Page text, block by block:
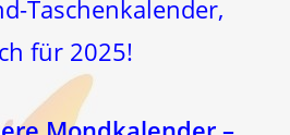
Taschenkalender,
für 2025!